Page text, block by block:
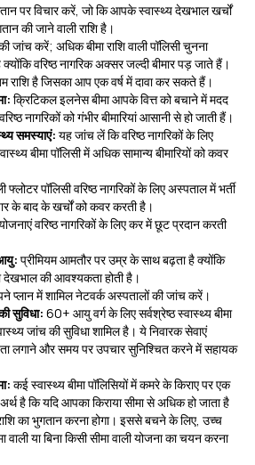
पर विचार करें, जो कि आपके स्वास्थ्य देखभाल खर्चों
की जाने वाली राशि है।
की जांच करें; अधिक बीमा राशि वाली पॉलिसी चुनना
वरिष्ठ नागरिक अक्सर जल्दी बीमार पड़ जाते हैं।
राशि है जिसका आप एक वर्ष में दावा कर सकते हैं।
क्रिटिकल इलनेस बीमा आपके वित्त को बचाने में मदद
नागरिकों को गंभीर बीमारियां आसानी से हो जाती हैं।
समस्याएं: यह जांच लें कि वरिष्ठ नागरिकों के लिए
बीमा पॉलिसी में अधिक सामान्य बीमारियों को कवर
फ्लोटर पॉलिसी वरिष्ठ नागरिकों के लिए अस्पताल में भर्ती
के बाद के खर्चों को कवर करती है।
वरिष्ठ नागरिकों के लिए कर में छूट प्रदान करती
प्रीमियम आमतौर पर उम्र के साथ बढ़ता है क्योंकि
देखभाल की आवश्यकता होती है।
प्लान में शामिल नेटवर्क अस्पतालों की जांच करें।
सुविधा: 60+ आयु वर्ग के लिए सर्वश्रेष्ठ स्वास्थ्य बीमा
जांच की सुविधा शामिल है। ये निवारक सेवाएं
लगाने और समय पर उपचार सुनिश्चित करने में सहायक
कई स्वास्थ्य बीमा पॉलिसियों में कमरे के किराए पर एक
है कि यदि आपका किराया सीमा से अधिक हो जाता है
का भुगतान करना होगा। इससे बचने के लिए, उच्च
वाली या बिना किसी सीमा वाली योजना का चयन करना